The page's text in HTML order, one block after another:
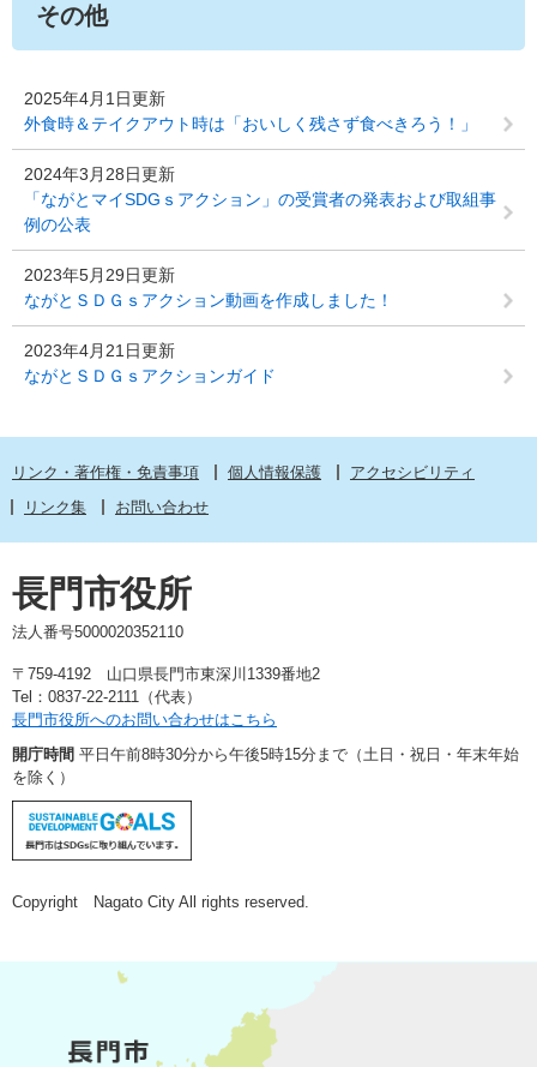
その他
2025年4月1日更新
外食時＆テイクアウト時は「おいしく残さず食べきろう！」
2024年3月28日更新
「ながとマイSDGｓアクション」の受賞者の発表および取組事
例の公表
2023年5月29日更新
ながとＳＤＧｓアクション動画を作成しました！
2023年4月21日更新
ながとＳＤＧｓアクションガイド
リンク・著作権・免責事項 個人情報保護
アクセシビリティ
リンク集
お問い合わせ
長門市役所
法人番号5000020352110
〒759-4192 山口県長門市東深川1339番地2
Tel：0837-22-2111（代表）
長門市役所へのお問い合わせはこちら
開庁時間 平日午前8時30分から午後5時15分まで（土日・祝日・年末年始
を除く）
Copyright Nagato City All rights reserved.